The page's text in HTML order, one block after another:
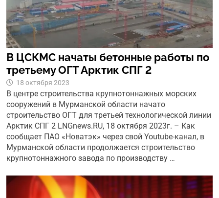
В ЦСКМС начаты бетонные работы по
третьему ОГТ Арктик СПГ 2
18 октября 2023
В центре строительства крупнотоннажных морских
сооружений в Мурманской области начато
строительство ОГТ для третьей технологической линии
Арктик СПГ 2 LNGnews.RU, 18 октября 2023г. – Как
сообщает ПАО «Новатэк» через свой Youtube-канал, в
Мурманской области продолжается строительство
крупнотоннажного завода по производству …